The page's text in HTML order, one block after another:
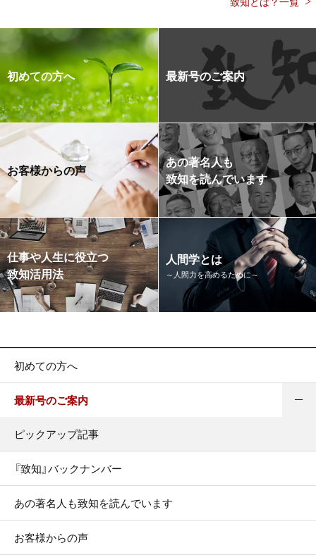
初めての方へ 最新号のご案内
お客様からの声
あの著名人も
致知を読んでいます
仕事や人生に役立つ
致知活用法
人間学とは
～人間力を高めるために～
初めての方へ
最新号のご案内
ピックアップ記事
『致知』バックナンバー
あの著名人も致知を読んでいます
お客様からの声